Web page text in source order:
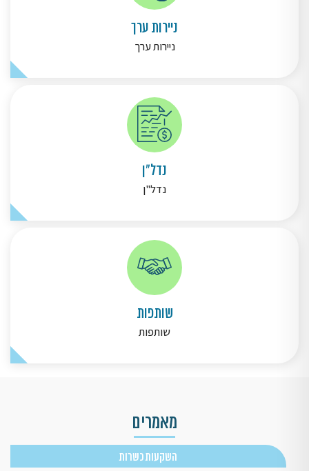
ניירות ערך
ניירות ערך
נדל"ן
נדל"ן
שותפות
שותפות
מאמרים
השקעות כשרות